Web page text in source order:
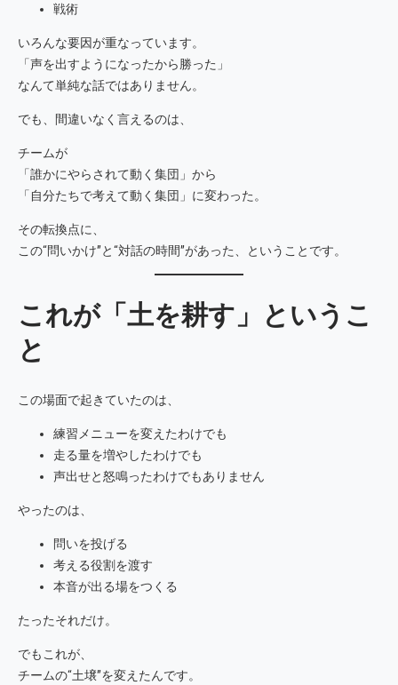
戦術
いろんな要因が重なっています。
「声を出すようになったから勝った」
なんて単純な話ではありません。
でも、間違いなく言えるのは、
チームが
「誰かにやらされて動く集団」から
「自分たちで考えて動く集団」に変わった。
その転換点に、
この“問いかけ”と“対話の時間”があった、ということです。
これが「土を耕す」というこ
と
この場面で起きていたのは、
練習メニューを変えたわけでも
走る量を増やしたわけでも
声出せと怒鳴ったわけでもありません
やったのは、
問いを投げる
考える役割を渡す
本音が出る場をつくる
たったそれだけ。
でもこれが、
チームの“土壌”を変えたんです。